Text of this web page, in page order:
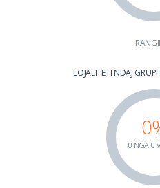
LOJALITETI NDAJ
0 NGA 0